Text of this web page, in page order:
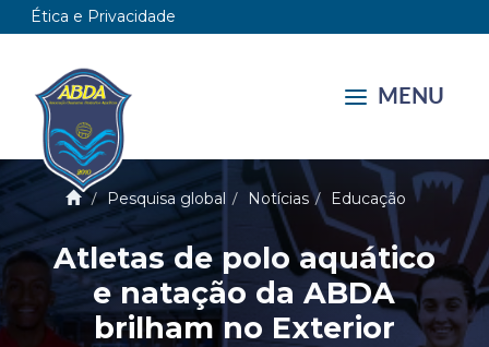
Ética e Privacidade
MENU
Pesquisa global Notícias Educação
Atletas de polo aquático
e natação da ABDA
brilham no Exterior